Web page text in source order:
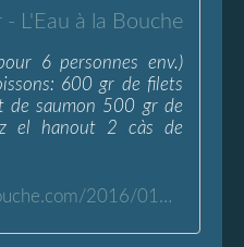
L'Eau à la Bouche
6 personnes env.)
600 gr de filets
de saumon 500 gr de
el hanout 2 càs de
http://www.l-eaualabouche.com/2016/01/couscous-de-la-mer-poissons.html